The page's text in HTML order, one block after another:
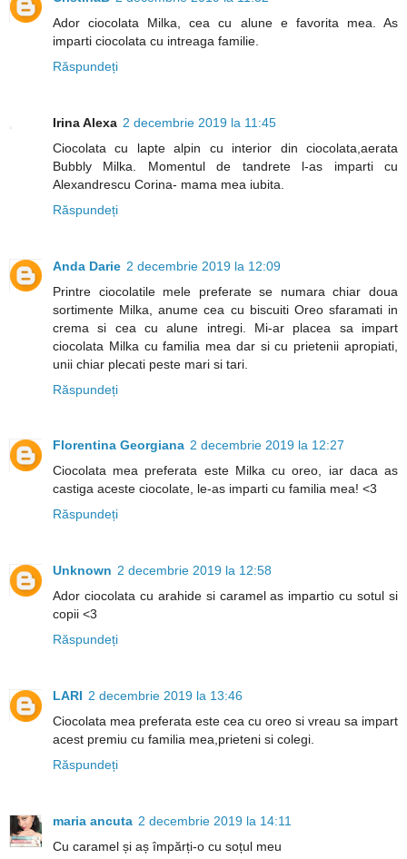
Ador ciocolata Milka, cea cu alune e favorita mea. As
imparti ciocolata cu intreaga familie.
Răspundeți
Irina Alexa 2 decembrie 2019 la 11:45
Ciocolata cu lapte alpin cu interior din ciocolata,aerata
Bubbly Milka. Momentul de tandrete l-as imparti cu
Alexandrescu Corina- mama mea iubita.
Răspundeți
Anda Darie 2 decembrie 2019 la 12:09
Printre ciocolatile mele preferate se numara chiar doua
sortimente Milka, anume cea cu biscuiti Oreo sfaramati in
crema si cea cu alune intregi. Mi-ar placea sa impart
ciocolata Milka cu familia mea dar si cu prietenii apropiati,
unii chiar plecati peste mari si tari.
Răspundeți
Florentina Georgiana 2 decembrie 2019 la 12:27
Ciocolata mea preferata este Milka cu oreo, iar daca as
castiga aceste ciocolate, le-as imparti cu familia mea! <3
Răspundeți
Unknown 2 decembrie 2019 la 12:58
Ador ciocolata cu arahide si caramel as impartio cu sotul si
copii <3
Răspundeți
LARI 2 decembrie 2019 la 13:46
Ciocolata mea preferata este cea cu oreo si vreau sa impart
acest premiu cu familia mea,prieteni si colegi.
Răspundeți
maria ancuta 2 decembrie 2019 la 14:11
Cu caramel și aș împărți-o cu soțul meu